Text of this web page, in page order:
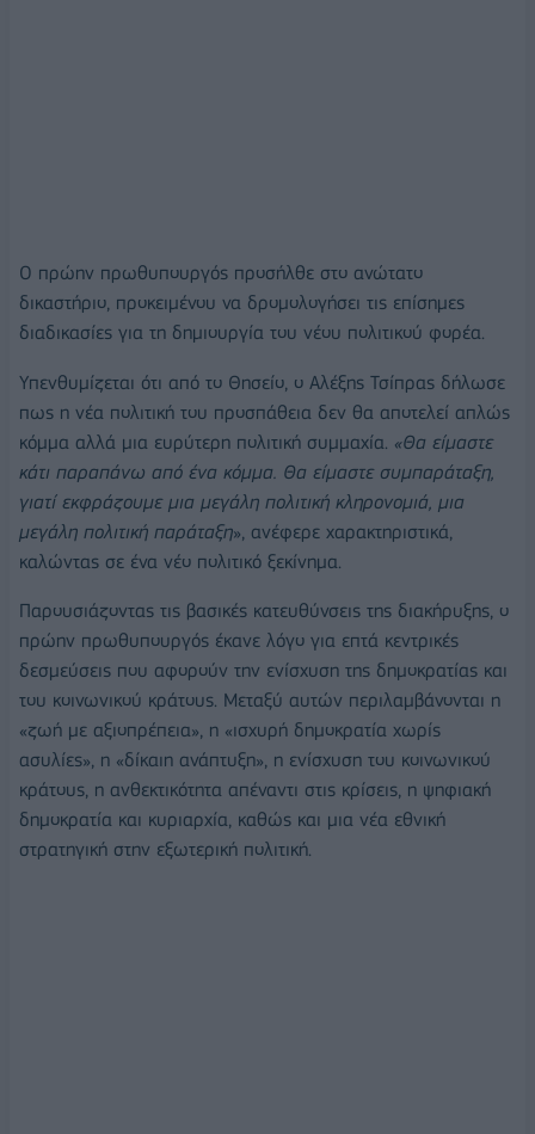
Ο πρώην πρωθυπουργός προσήλθε στο ανώτατο
δικαστήριο, προκειμένου να δρομολογήσει τις επίσημες
διαδικασίες για τη δημιουργία του νέου πολιτικού φορέα.
Υπενθυμίζεται ότι από το Θησείο, ο Αλέξης Τσίπρας δήλωσε
πως η νέα πολιτική του προσπάθεια δεν θα αποτελεί απλώς
κόμμα αλλά μια ευρύτερη πολιτική συμμαχία. «Θα είμαστε
κάτι παραπάνω από ένα κόμμα. Θα είμαστε συμπαράταξη,
γιατί εκφράζουμε μια μεγάλη πολιτική κληρονομιά, μια
μεγάλη πολιτική παράταξη», ανέφερε χαρακτηριστικά,
καλώντας σε ένα νέο πολιτικό ξεκίνημα.
Παρουσιάζοντας τις βασικές κατευθύνσεις της διακήρυξης, ο
πρώην πρωθυπουργός έκανε λόγο για επτά κεντρικές
δεσμεύσεις που αφορούν την ενίσχυση της δημοκρατίας και
του κοινωνικού κράτους. Μεταξύ αυτών περιλαμβάνονται η
«ζωή με αξιοπρέπεια», η «ισχυρή δημοκρατία χωρίς
ασυλίες», η «δίκαιη ανάπτυξη», η ενίσχυση του κοινωνικού
κράτους, η ανθεκτικότητα απέναντι στις κρίσεις, η ψηφιακή
δημοκρατία και κυριαρχία, καθώς και μια νέα εθνική
στρατηγική στην εξωτερική πολιτική.